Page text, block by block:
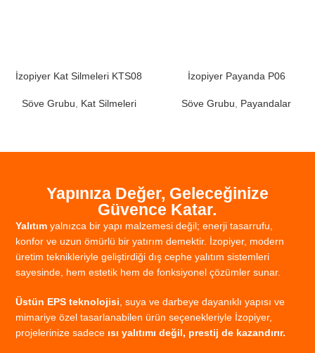
İzopiyer Kat Silmeleri KTS08
Söve Grubu Kat Silmeleri
İzopiyer Payanda P06
Söve Grubu Payandalar
Yapınıza Değer, Geleceğinize
Güvence Katar.
Yalıtım yalnızca bir yapı malzemesi değil; enerji tasarrufu,
konfor ve uzun ömürlü bir yatırım demektir. İzopiyer, modern
üretim teknikleriyle geliştirdiği dış cephe yalıtım sistemleri
sayesinde, hem estetik hem de fonksiyonel çözümler sunar.
Üstün EPS teknolojisi suya ve darbeye dayanıklı yapısı ve
mimariye özel tasarlanabilen ürün seçenekleriyle İzopiyer,
projelerinize sadece ısı yalıtımı değil, prestij de kazandırır.